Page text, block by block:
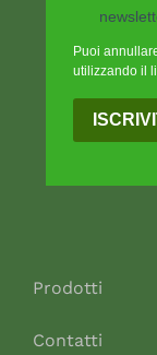
Puoi
utilizzando il
Prodotti
Contatti